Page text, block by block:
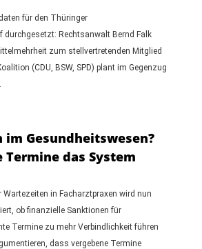
für den Thüringer
Rechtsanwalt Bernd Falk
zum stellvertretenden Mitglied
(CDU, BSW, SPD) plant im Gegenzug
im Gesundheitswesen?
das System
in Facharztpraxen wird nun
ob finanzielle Sanktionen für
Termine zu mehr Verbindlichkeit führen
dass vergebene Termine